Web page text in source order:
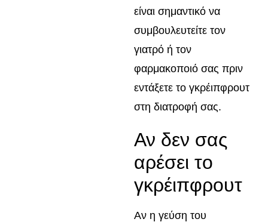
είναι σημαντικό να
συμβουλευτείτε τον
γιατρό ή τον
φαρμακοποιό σας πριν
εντάξετε το γκρέιπφρουτ
στη διατροφή σας.
Αν δεν σας
αρέσει το
γκρέιπφρουτ
Αν η γεύση του